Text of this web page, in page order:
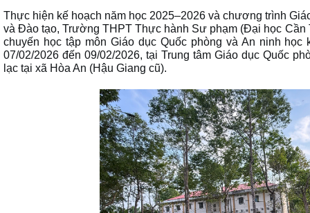
Thực hiện kế hoạch năm học 2025–2026 và chương trình
và Đào tạo, Trường THPT Thực hành Sư phạm (Đại học Cần
chuyến học tập môn Giáo dục Quốc phòng và An ninh
07/02/2026 đến 09/02/2026, tại Trung tâm Giáo dục Quốc
lạc tại xã Hòa An (Hậu Giang cũ).